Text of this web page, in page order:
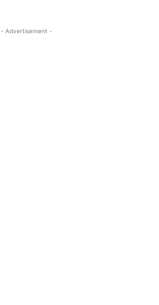
- Advertisement -